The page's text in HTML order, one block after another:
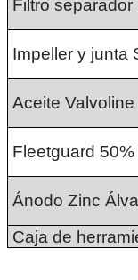
Filtro separador
Impeller y junta
Aceite
Fleetguard
Ánodo Zinc
Caja de